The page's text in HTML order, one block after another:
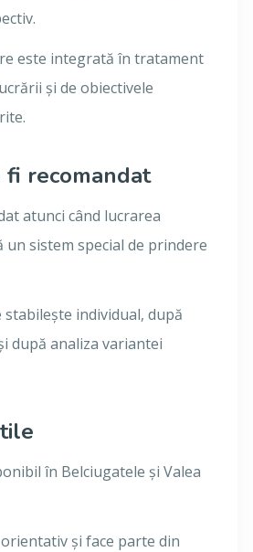
este integrată în tratament
și de obiectivele
fi recomandat
atunci când lucrarea
un sistem special de prindere
stabilește individual, după
după analiza variantei
în Belciugatele și Valea
și face parte din